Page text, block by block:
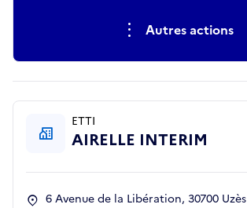
Autres actions
ETTI
AIRELLE INTERIM
6 Avenue de la Libération, 30700 Uzès